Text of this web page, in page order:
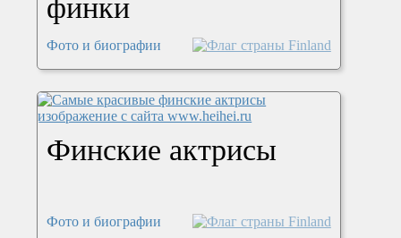
финки
Фото и биографии
Финские актрисы
Фото и биографии